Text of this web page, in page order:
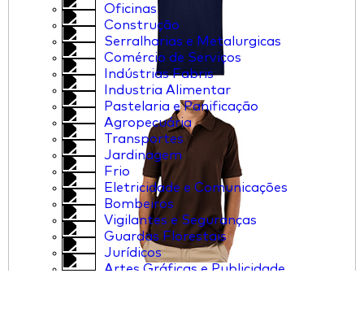
Oficinas
Construção
Serralharias e Metalurgicas
Comércio de Serviços
Indústrias Fabris
Industria Alimentar
Pastelaria e Panificação
Agropecuária
Transportes
Jardinagem
Frio
Eletricidade e Comunicações
Bombeiros
Vigilantes e Seguranças
Guardas Florestais
Jurídicos
Artes Gráficas e Publicidade